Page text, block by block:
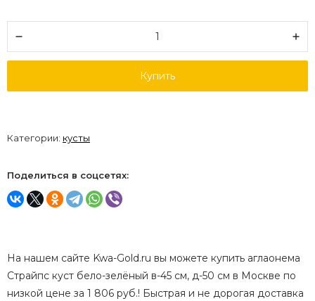
Купить
Категории: кусты
Поделиться в соцсетях:
На нашем сайте Kwa-Gold.ru вы можете купить аглаонема
Страйпс куст бело-зелёный в-45 см, д-50 см в Москве по
низкой цене за 1 806 руб.! Быстрая и не дорогая доставка